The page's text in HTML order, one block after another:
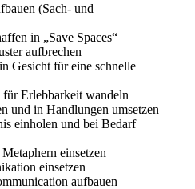
(Sach- und
in „Save Spaces“
aufbrechen
Gesicht für eine schnelle
Erlebbarkeit wandeln
und in Handlungen umsetzen
einholen und bei Bedarf
einsetzen
einsetzen
aufbauen